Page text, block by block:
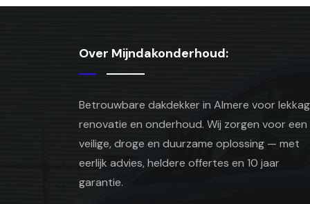
Over Mijndakonderhoud:
Betrouwbare dakdekker in Almere voor
renovatie en onderhoud. Wij zorgen voor een
veilige, droge en duurzame oplossing — met
eerlijk advies, heldere offertes en 10 jaar
garantie.